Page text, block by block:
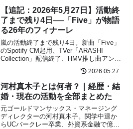
【追記：2026年5月27日】活動終
了まで残り4日──「Five」が物語
る26年のフィナーレ
嵐の活動終了まで残り4日。新曲「Five」
のSpotify CM起用、TVer「ARASHI
Collection」配信終了、HMV推し曲アンケ
ート結果、5月31日東京ドーム生配信情報
など、ドラマ主題歌の最終章を語る最新
情報をまとめて速報。
2026.05.27
河村真木子とは何者？｜経歴・結
婚・現在の活動を全部まとめた
元ゴールドマンサックス・マネージング
ディレクターの河村真木子。関学中退か
らUCバークレー卒業、外資系金融で億稼